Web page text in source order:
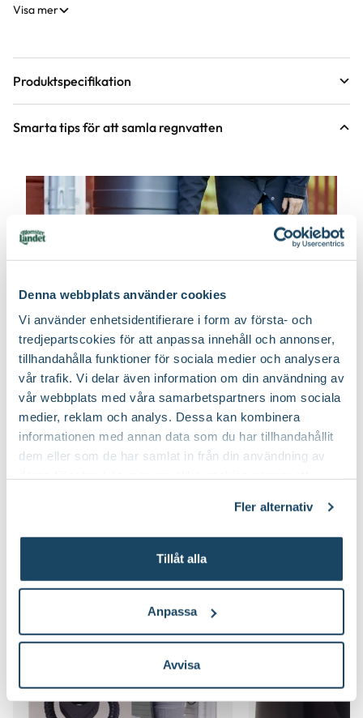
Denna webbplats använder cookies
Vi använder enhetsidentifierare i form av första- och
tredjepartscokies för att anpassa innehåll och annonser,
tillhandahålla funktioner för sociala medier och analysera
vår trafik. Vi delar även information om din användning av
vår webbplats med våra samarbetspartners inom sociala
medier, reklam och analys. Dessa kan kombinera
informationen med annan data som du har tillhandahållit
dem eller som de har samlat in från din användning av
Fler alternativ
Tillåt alla
Anpassa
Avvisa
Visa mer
Produktspecifikation
Material Plast
Längd 50 mm
Bredd
Förpackningsantal 1 st i förpackningen
Varumärke Greenline
Art nr 343921
Smarta tips för att samla regnvatten
Bästa tipsen för att samla regnvatten
Regnvatten är en naturlig, fantastisk resurs. Det håller hög
kvalitet och är en stor tillgång för kretsloppet i din odling. Läs
om olika sätt att samla in denna klimatsmarta gratisgåva.